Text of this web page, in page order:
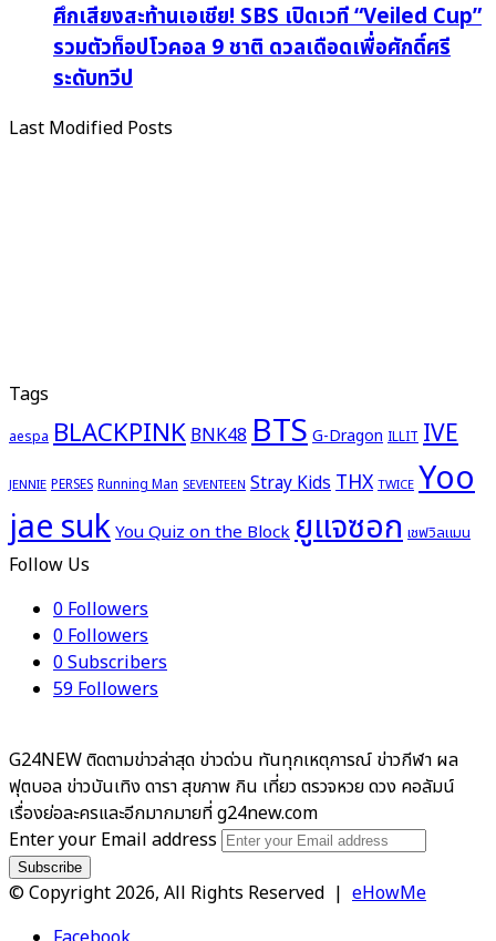
ศึกเสียงสะท้านเอเชีย! SBS เปิดเวที “Veiled Cup”
รวมตัวท็อปโวคอล 9 ชาติ ดวลเดือดเพื่อศักดิ์ศรี
ระดับทวีป
Last Modified Posts
Tags
aespa BLACKPINKBNK48BTSG-Dragon ILLIT IVE
JENNIE PERSES Running Man SEVENTEEN Stray KidsTHX TWICE Yoo
jae sukYou Quiz on the Blockยูแจซอก เชฟวิลแมน
Follow Us
0Followers
0Followers
0Subscribers
59Followers
G24NEW ติดตามข่าวล่าสุด ข่าวด่วน ทันทุกเหตุการณ์ ข่าวกีฬา ผล
ฟุตบอล ข่าวบันเทิง ดารา สุขภาพ กิน เที่ยว ตรวจหวย ดวง คอลัมน์
เรื่องย่อละครและอีกมากมายที่ g24new.com
Enter your Email address
© Copyright 2026, All Rights Reserved | eHowMe